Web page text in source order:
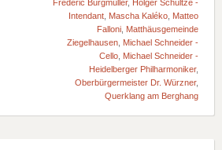
Frédéric Burgmüller, Holger Schultze -
Intendant Mascha Kaléko Matteo
Falloni Matthäusgemeinde
Ziegelhausen Michael Schneider -
Cello Michael Schneider -
Heidelberger Philharmoniker,
Oberbürgermeister Dr. Würzner,
Querklang am Berghang